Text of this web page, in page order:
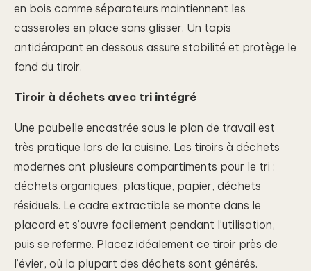
en bois comme séparateurs maintiennent les
casseroles en place sans glisser. Un tapis
antidérapant en dessous assure stabilité et protège le
fond du tiroir.
Tiroir à déchets avec tri intégré
Une poubelle encastrée sous le plan de travail est
très pratique lors de la cuisine. Les tiroirs à déchets
modernes ont plusieurs compartiments pour le tri :
déchets organiques, plastique, papier, déchets
résiduels. Le cadre extractible se monte dans le
placard et s’ouvre facilement pendant l’utilisation,
puis se referme. Placez idéalement ce tiroir près de
l’évier, où la plupart des déchets sont générés.